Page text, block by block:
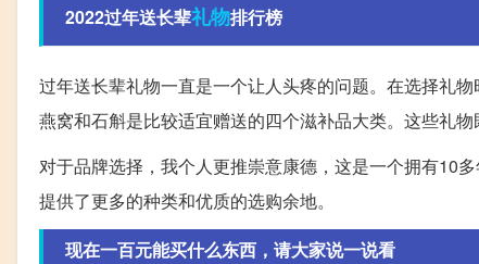
2022过年送长辈礼物排行榜
过年送长辈礼物一直是一个让人头疼的问题。在选择礼
燕窝和石斛是比较适宜赠送的四个滋补品大类。这些礼
对于品牌选择，我个人更推崇意康德，这是一个拥有10
提供了更多的种类和优质的选购余地。
现在一百元能买什么东西，请大家说一说看